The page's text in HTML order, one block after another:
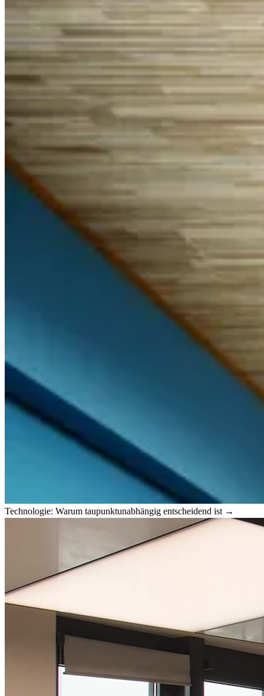
Technologie: Warum taupunktunabhängig entscheidend ist →